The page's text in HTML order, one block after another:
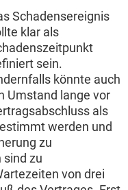
Schadensereignis
klar als
sein.
könnte auch
Umstand lange vor
als
werden und
zu
sind zu
von drei